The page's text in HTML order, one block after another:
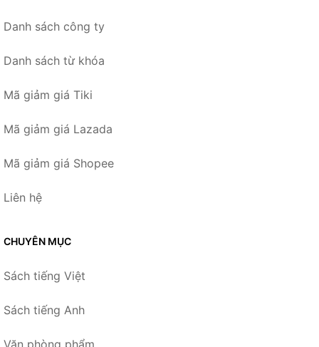
Danh sách công ty
Danh sách từ khóa
Mã giảm giá Tiki
Mã giảm giá Lazada
Mã giảm giá Shopee
Liên hệ
CHUYÊN MỤC
Sách tiếng Việt
Sách tiếng Anh
Văn phòng phẩm